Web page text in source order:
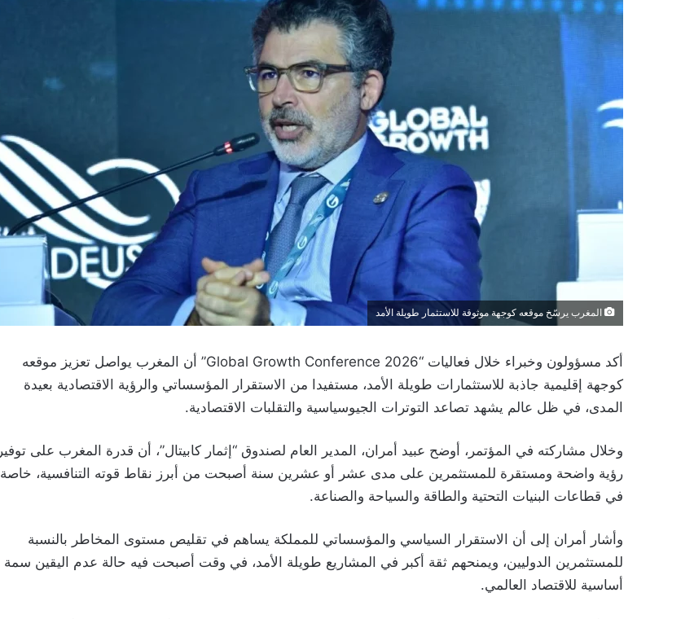
المغرب يرسّخ موقعه كوجهة موثوقة للاستثمار طويلة الأمد
أكد مسؤولون وخبراء خلال فعاليات “Global Growth Conference 2026” أن المغرب يواصل تعزيز موقعه
كوجهة إقليمية جاذبة للاستثمارات طويلة الأمد، مستفيدا من الاستقرار المؤسساتي والرؤية الاقتصادية بعيدة
المدى، في ظل عالم يشهد تصاعد التوترات الجيوسياسية والتقلبات الاقتصادية.
وخلال مشاركته في المؤتمر، أوضح عبيد أمران، المدير العام لصندوق “إثمار كابيتال”، أن قدرة المغرب على توفير
رؤية واضحة ومستقرة للمستثمرين على مدى عشر أو عشرين سنة أصبحت من أبرز نقاط قوته التنافسية، خاصة
في قطاعات البنيات التحتية والطاقة والسياحة والصناعة.
وأشار أمران إلى أن الاستقرار السياسي والمؤسساتي للمملكة يساهم في تقليص مستوى المخاطر بالنسبة
للمستثمرين الدوليين، ويمنحهم ثقة أكبر في المشاريع طويلة الأمد، في وقت أصبحت فيه حالة عدم اليقين سمة
أساسية للاقتصاد العالمي.